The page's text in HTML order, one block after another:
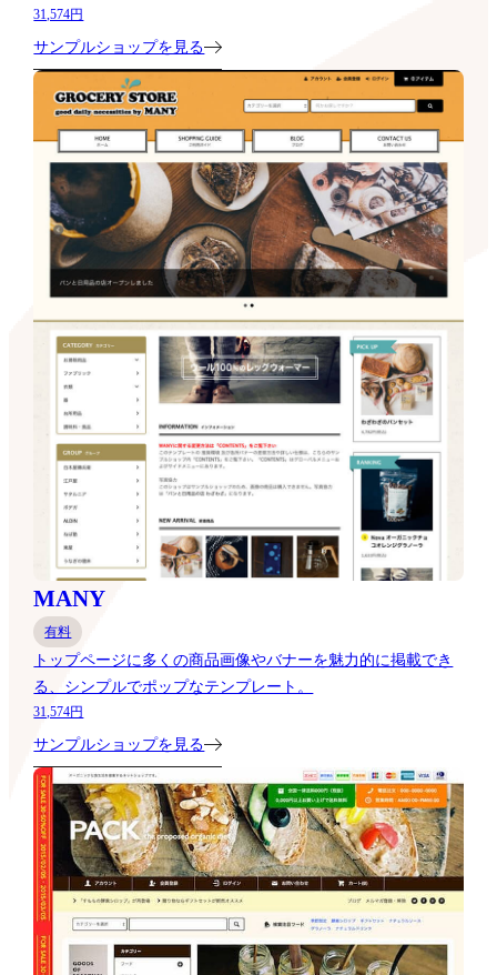
31,574円
サンプルショップを見る
MANY
有料
トップページに多くの商品画像やバナーを魅力的に掲載でき
る、シンプルでポップなテンプレート。
31,574円
サンプルショップを見る